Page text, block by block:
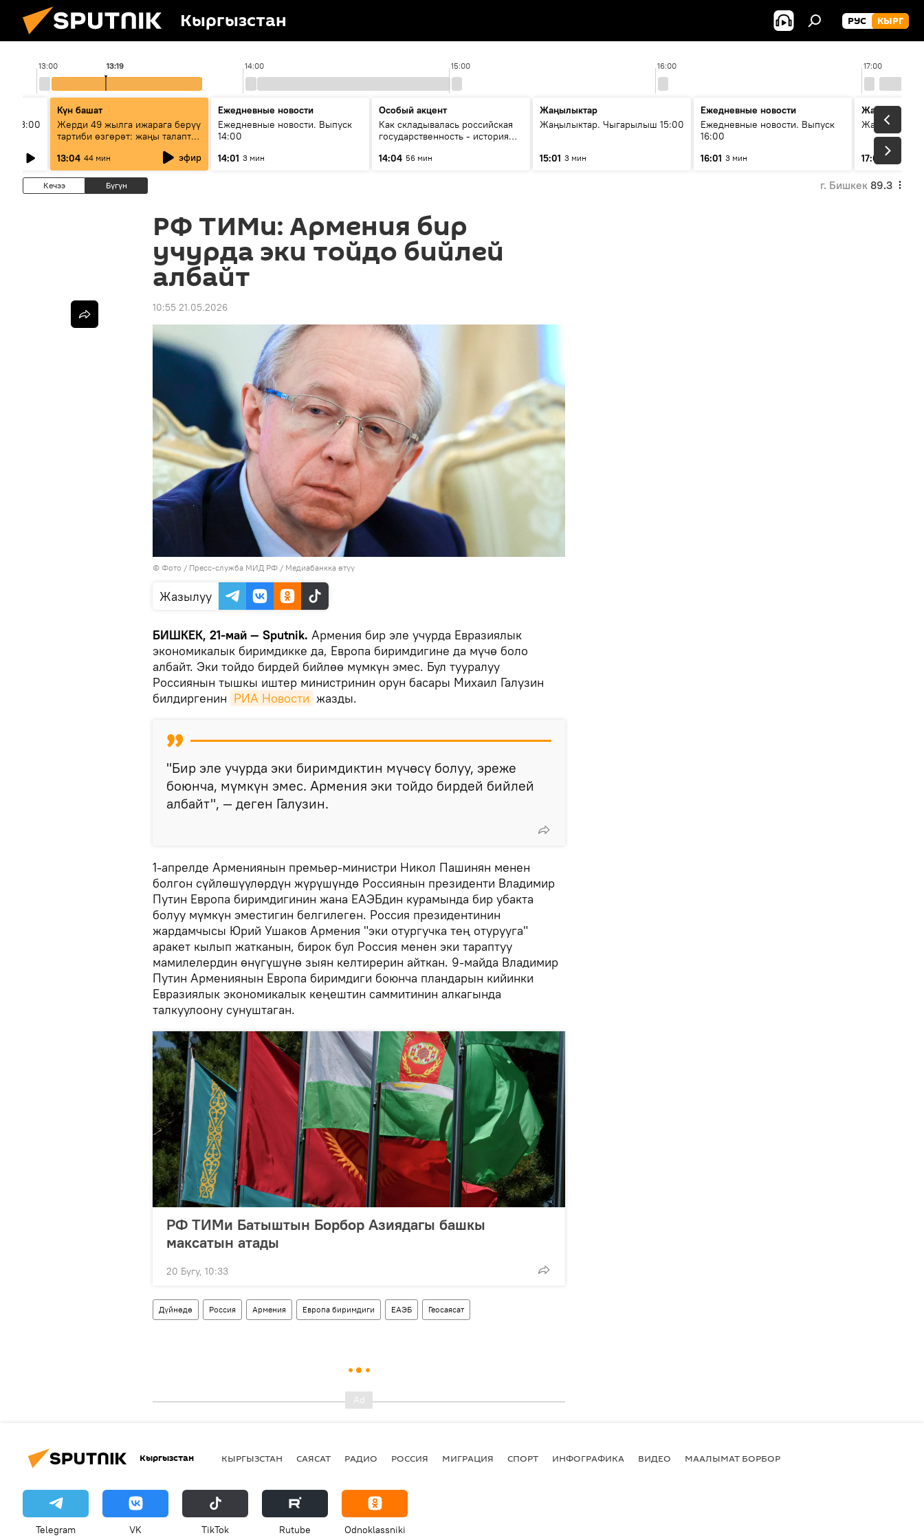
Кыргызстан РУС КЫРГ
13:00 14:00 15:00 16:00 17:00
13:19
13:00
Күн башат
Жерди 49 жылга ижарага берүү
тартиби өзгөрөт: жаңы талаптар
13:04 44 мин эфир
Ежедневные новости
Ежедневные новости. Выпуск
14:00
14:01 3 мин
Особый акцент
Как складывалась российская
государственность - история
глазами аналитиков
14:04 56 мин
Жаңылыктар
Жаңылыктар. Чыгарылыш 15:00
15:01 3 мин
Ежедневные новости
Ежедневные новости. Выпуск
16:00
16:01 3 мин
Жаңылыктар
17:01 3 мин
Кечээ Бүгүн г. Бишкек 89.3
РФ ТИМи: Армения бир
учурда эки тойдо бийлей
албайт
10:55 21.05.2026
© Фото / Пресс-служба МИД РФ / Медиабанкка өтүү
Жазылуу
БИШКЕК, 21-май — Sputnik. Армения бир эле учурда Евразиялык
экономикалык биримдикке да, Европа биримдигине да мүчө боло
албайт. Эки тойдо бирдей бийлөө мүмкүн эмес. Бул тууралуу
Россиянын тышкы иштер министринин орун басары Михаил Галузин
билдиргенин РИА Новости жазды.
"Бир эле учурда эки биримдиктин мүчөсү болуу, эреже
боюнча, мүмкүн эмес. Армения эки тойдо бирдей бийлей
албайт", — деген Галузин.
1-апрелде Армениянын премьер-министри Никол Пашинян менен
болгон сүйлөшүүлөрдүн жүрүшүндө Россиянын президенти Владимир
Путин Европа биримдигинин жана ЕАЭБдин курамында бир убакта
болуу мүмкүн эместигин белгилеген. Россия президентинин
жардамчысы Юрий Ушаков Армения "эки отургучка тең отурууга"
аракет кылып жатканын, бирок бул Россия менен эки тараптуу
мамилелердин өнүгүшүнө зыян келтирерин айткан. 9-майда Владимир
Путин Армениянын Европа биримдиги боюнча пландарын кийинки
Евразиялык экономикалык кеңештин саммитинин алкагында
талкуулоону сунуштаган.
РФ ТИМи Батыштын Борбор Азиядагы башкы
максатын атады
20 Бугу, 10:33
Дүйнөдө Россия Армения Европа биримдиги ЕАЭБ Геосаясат
Кыргызстан КЫРГЫЗСТАН САЯСАТ РАДИО РОССИЯ МИГРАЦИЯ СПОРТ ИНФОГРАФИКА ВИДЕО МААЛЫМАТ БОРБОР
Telegram VK ТikТоk Rutube Odnoklassniki